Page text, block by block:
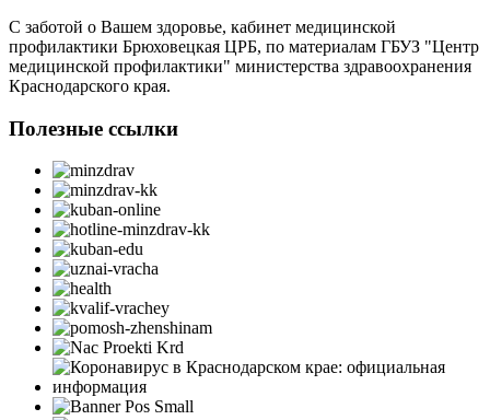
С заботой о Вашем здоровье, кабинет медицинской
профилактики Брюховецкая ЦРБ, по материалам ГБУЗ "Центр
медицинской профилактики" министерства здравоохранения
Краснодарского края.
Полезные ссылки